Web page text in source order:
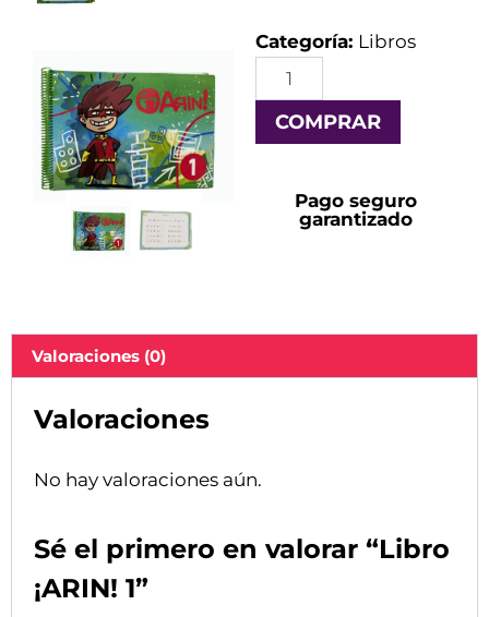
Categoría: Libros
COMPRAR
Pago seguro
garantizado
Valoraciones (0)
Valoraciones
No hay valoraciones aún.
Sé el primero en valorar “Libro
¡ARIN! 1”